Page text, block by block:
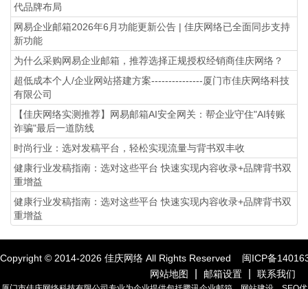
代品牌布局
网易企业邮箱2026年6月功能更新公告 | 佳庆网络已全面同步支持
新功能
为什么采购网易企业邮箱，推荐选择正规授权经销商佳庆网络？
超低成本个人/企业网站搭建方案---------------厦门市佳庆网络科技
有限公司
【佳庆网络实测推荐】网易邮箱AI安全网关：帮企业守住"AI转账
诈骗"最后一道防线
时尚行业：选对发稿平台，轻松实现流量与背书双丰收
健康行业发稿指南：选对这些平台 快速实现内容收录+品牌背书双
重增益
健康行业发稿指南：选对这些平台 快速实现内容收录+品牌背书双
重增益
Copyright © 2014-2026 佳庆网络 All Rights Reserved 闽ICP备
网站地图
邮箱设置 联系我们